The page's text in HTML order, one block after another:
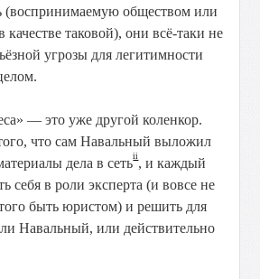
(воспринимаемую обществом или
качестве таковой), они всё-таки не
угрозы для легитимности
—это уже другой коленкор.
что сам Навальный выложил
дела в сетьii, и каждый
себя в роли эксперта (и вовсе не
быть юристом) и решить для
ли Навальный, или действительно